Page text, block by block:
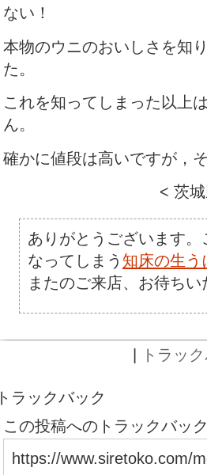
ない！
本物のウニのおいしさを知
た。
これを知ってしまった以上
ん。
確かに値段は高いですが，
< 茨
ありがとうございます
なってしまう 知床の生う
またのご来店、お待ち
| トラッ
トラックバック
この投稿へのトラックバッ
https://www.siretoko.com/